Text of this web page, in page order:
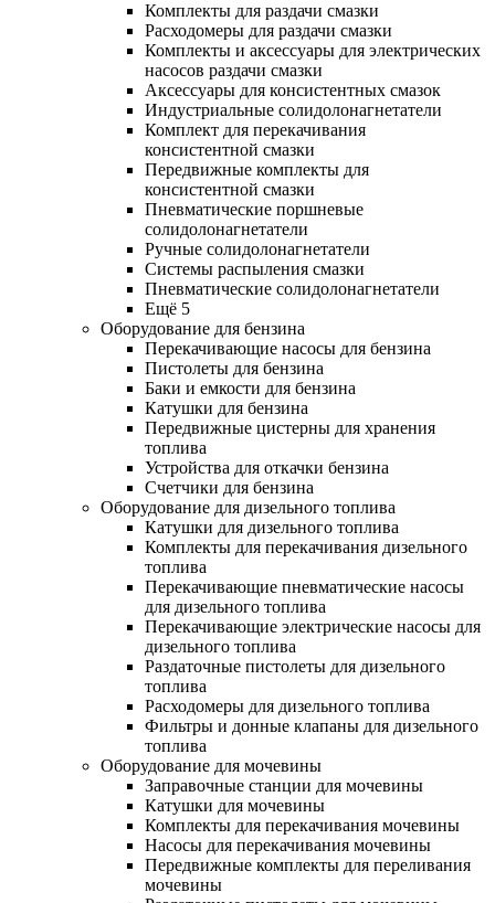
Комплекты для раздачи смазки
Расходомеры для раздачи смазки
Комплекты и аксессуары для электрических
насосов раздачи смазки
Аксессуары для консистентных смазок
Индустриальные солидолонагнетатели
Комплект для перекачивания
консистентной смазки
Передвижные комплекты для
консистентной смазки
Пневматические поршневые
солидолонагнетатели
Ручные солидолонагнетатели
Системы распыления смазки
Пневматические солидолонагнетатели
Ещё 5
Оборудование для бензина
Перекачивающие насосы для бензина
Пистолеты для бензина
Баки и емкости для бензина
Катушки для бензина
Передвижные цистерны для хранения
топлива
Устройства для откачки бензина
Счетчики для бензина
Оборудование для дизельного топлива
Катушки для дизельного топлива
Комплекты для перекачивания дизельного
топлива
Перекачивающие пневматические насосы
для дизельного топлива
Перекачивающие электрические насосы для
дизельного топлива
Раздаточные пистолеты для дизельного
топлива
Расходомеры для дизельного топлива
Фильтры и донные клапаны для дизельного
топлива
Оборудование для мочевины
Заправочные станции для мочевины
Катушки для мочевины
Комплекты для перекачивания мочевины
Насосы для перекачивания мочевины
Передвижные комплекты для переливания
мочевины